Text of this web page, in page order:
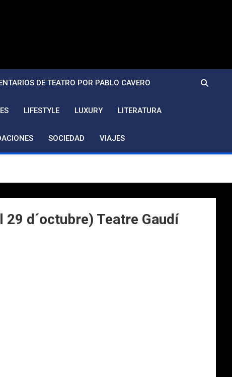
DE TEATRO POR PABLO CAVERO
LIFESTYLE LUXURY LITERATURA
SOCIEDAD VIAJES
d´octubre) Teatre Gaudí